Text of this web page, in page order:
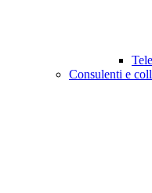
Consulenti e